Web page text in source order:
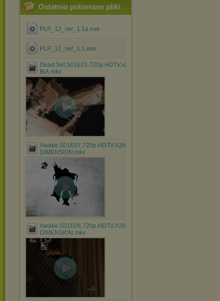
Ostatnio pobierane pliki
PLP_12_ver_1.1a.exe
PLP_12_ver_1.1.exe
Dead.Set.S01E01.720p.HDTV.x264-
BiA.mkv
Awake.S01E07.720p.HDTV.X264-
DIMENSION.mkv
Awake.S01E06.720p.HDTV.X264-
DIMENSION.mkv